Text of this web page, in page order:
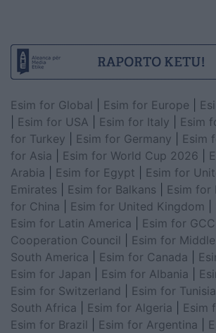
Esim for Global Esim for Europe
Esim for USA Esim for Italy Esim
for Turkey
Esim for Germany Esim
for Asia
Esim for World Cup 2026
Arabia
Esim for Egypt
Esim for
Emirates
Esim for Balkans Esim for
for China
Esim for United Kingdom
Esim for Latin America
Esim for
Cooperation Council
Esim for
South America
Esim for Canada
Esim for Japan
Esim for Albania
Esim for Switzerland
Esim for Tunisia
South Africa
Esim for Algeria Esim
Esim for Brazil
Esim for Argentina